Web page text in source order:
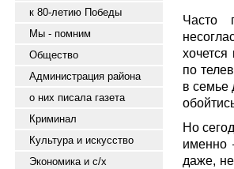
к 80-летию Победы
Мы - помним
Общество
Администрация района
о них писала газета
Криминал
Культура и искусство
Экономика и с/х
Часто
по
в семье
Но
именно
даже,